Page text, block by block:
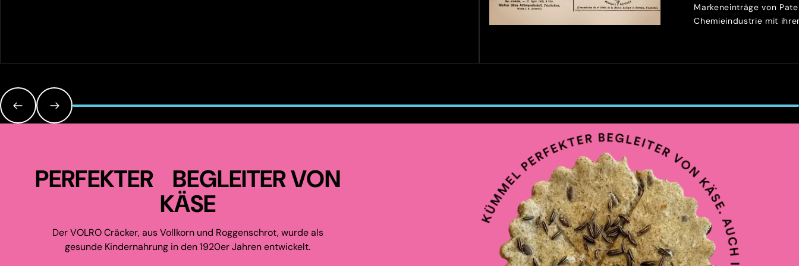
Markeneinträge von
Chemieindustrie mit
PERFEKTER BEGLEITER VON
KÄSE
Der VOLRO Cräcker, aus Vollkorn und Roggenschrot, wurde als
gesunde Kindernahrung in den 1920er Jahren entwickelt.